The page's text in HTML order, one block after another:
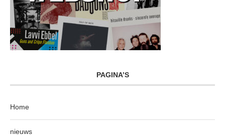
PAGINA’S
Home
nieuws